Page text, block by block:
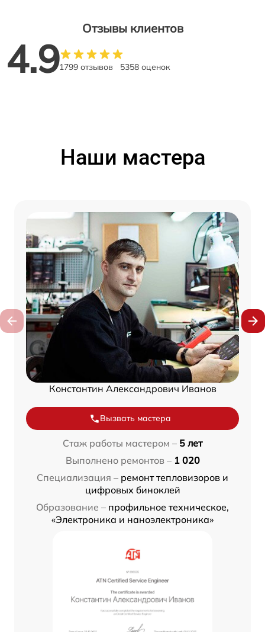
Отзывы клиентов
4.91799 отзывов 5358 оценок
Наши мастера
Константин Александрович Иванов
Вызвать мастера
Стаж работы мастером – 5 лет
Выполнено ремонтов – 1 020
Специализация – ремонт тепловизоров и
цифровых биноклей
Образование – профильное техническое,
«Электроника и наноэлектроника»